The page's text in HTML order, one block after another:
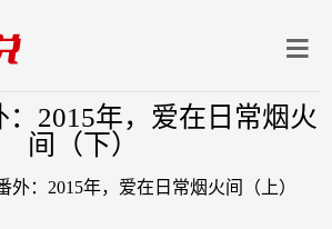
：2015年，爱在日常烟火
间（下）
外：2015年，爱在日常烟火间（上）